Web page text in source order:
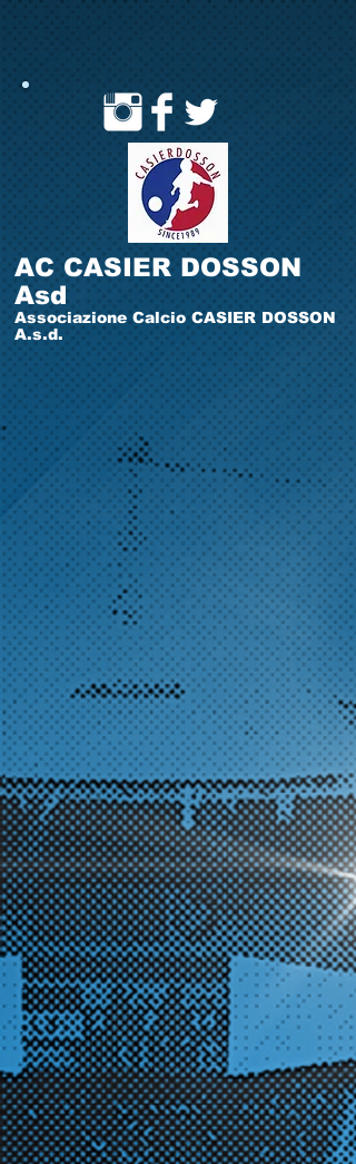
AC CASIER DOSSON
Asd
Associazione Calcio CASIER DOSSON
A.s.d.